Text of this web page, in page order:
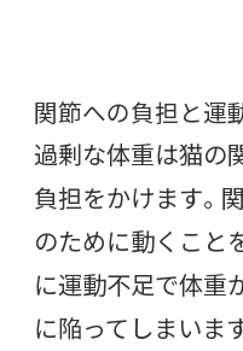
関節への負担と運
過剰な体重は猫の
負担をかけます。
のために動くこと
に運動不足で体重
に陥ってしまいま